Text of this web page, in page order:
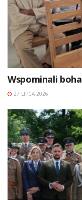
Wspominali
27 LIPCA 2026